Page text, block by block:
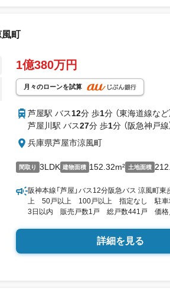
町
1億380万円
月々のローンを試算
芦屋駅 バス12分 歩1分 （東海道線など
芦屋川駅 バス27分 歩1分 （阪急神戸線
兵庫県芦屋市涼風町
間取り 3LDK 建物面積 152.32m² 土地面積
阪神本線「芦屋」バス12分阪急バス 涼風町
上 50戸以上 100戸以上 指定なし 駐
3日以内 販売戸数1戸 総戸数441戸 価
詳細を見る